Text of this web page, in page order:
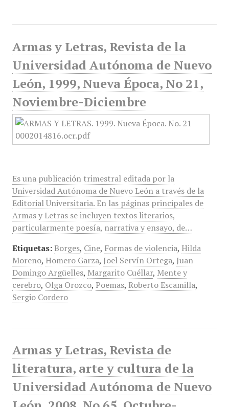
Armas y Letras, Revista de la
Universidad Autónoma de Nuevo
León, 1999, Nueva Época, No 21,
Noviembre-Diciembre
Es una publicación trimestral editada por la
Universidad Autónoma de Nuevo León a través de la
Editorial Universitaria. En las páginas principales de
Armas y Letras se incluyen textos literarios,
particularmente poesía, narrativa y ensayo, de…
Etiquetas: Borges, Cine, Formas de violencia, Hilda
Moreno, Homero Garza, Joel Servín Ortega, Juan
Domingo Argüelles, Margarito Cuéllar, Mente y
cerebro, Olga Orozco, Poemas, Roberto Escamilla,
Sergio Cordero
Armas y Letras, Revista de
literatura, arte y cultura de la
Universidad Autónoma de Nuevo